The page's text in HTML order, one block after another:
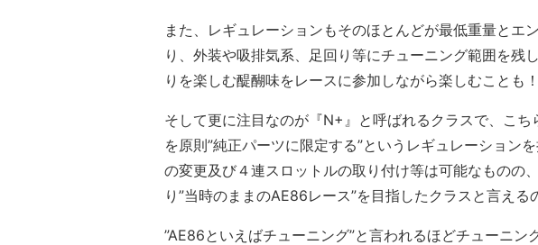
また、レギュレーションもそのほとんどが最低重量とエ
り、外装や吸排気系、足回り等にチューニング範囲を残
りを楽しむ醍醐味をレースに参加しながら楽しむことも！
そして更に注目なのが『N+』と呼ばれるクラスで、こ
を原則”純正パーツに限定する”というレギュレーション
の変更及び４連スロットルの取り付け等は可能なものの
り”当時のままのAE86レース”を目指したクラスと言える
”AE86といえばチューニング”と言われるほどチューニン